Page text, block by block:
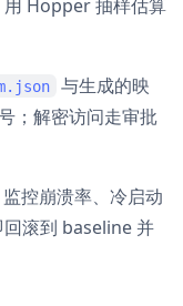
Hopper 抽样估算
与生成的映
；解密访问走审批
监控崩溃率、冷启动
滚到 baseline 并